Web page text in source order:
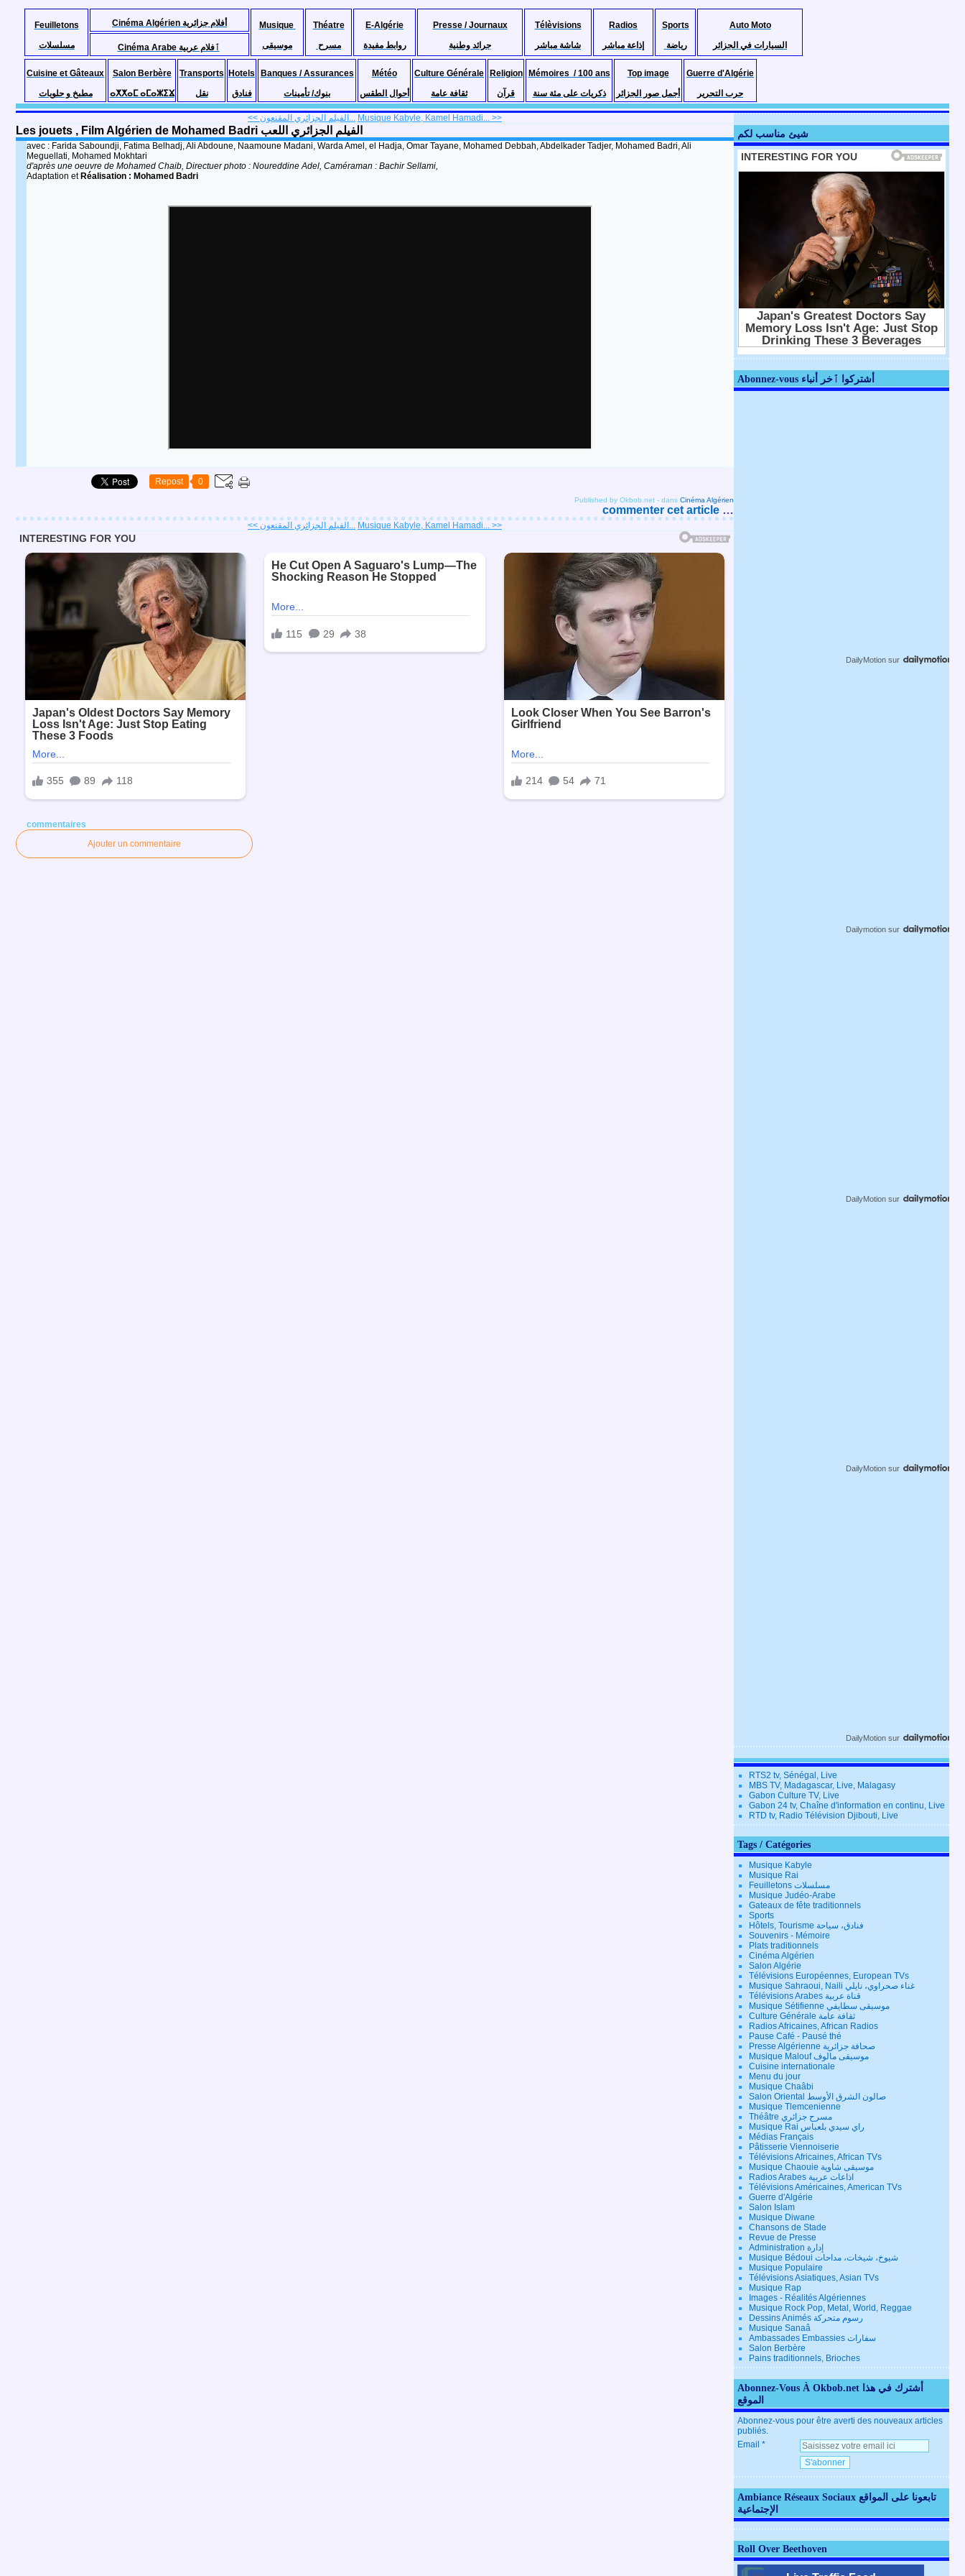
Feuilletons
مسلسلات
Cinéma Algérien أفلام جزائرية
Musique
موسيقى
Théatre
مسرح
E-Algérie
روابط مفيدة
Presse / Journaux
جرائد وطنية
Télèvisions
شاشة مباشر
Radios
إذاعة مباشر
Sports
رياضة
Auto Moto
السيارات في الجزائر
Cinéma Arabe ٱفلام عربية
Cuisine et Gâteaux
مطبخ و حلويات
Salon Berbère
ⴰⵅⵅⴰⵎ ⴰⵎⴰⵣⵉⴴ
Transports
نقل
Hotels
فنادق
Banques / Assurances
بنوك/ تأمينات
Météo
أحوال الطقس
Culture Générale
ثقافة عامة
Religion
قرآن
Mémoires / 100 ans
ذكريات على مئة سنة
Top image
أجمل صور الجزائر
Guerre d'Algérie
حرب التحرير
<< الفيلم الجزائري المقنعون... Musique Kabyle, Kamel Hamadi... >>
Les jouets , Film Algérien de Mohamed Badri الفيلم الجزائري اللعب
avec : Farida Saboundji, Fatima Belhadj, Ali Abdoune, Naamoune Madani, Warda Amel, el Hadja, Omar Tayane, Mohamed Debbah, Abdelkader Tadjer, Mohamed Badri, Ali
Meguellati, Mohamed Mokhtari
d'après une oeuvre de Mohamed Chaib, Directuer photo : Noureddine Adel, Caméraman : Bachir Sellami,
Adaptation etRéalisation : Mohamed Badri
Repost 0
Published by Okbob.net - dans Cinéma Algérien
commenter cet article …
<< الفيلم الجزائري المقنعون... Musique Kabyle, Kamel Hamadi... >>
commentaires
Ajouter un commentaire
شيئ مناسب لكم
Abonnez-vous أشتركوا ٱخر أنباء
DailyMotion sur
Dailymotion sur
DailyMotion sur
DailyMotion sur
DailyMotion sur
RTS2 tv, Sénégal, Live
MBS TV, Madagascar, Live, Malagasy
Gabon Culture TV, Live
Gabon 24 tv, Chaîne d'information en continu, Live
RTD tv, Radio Télévision Djibouti, Live
Tags / Catégories
Musique Kabyle
Musique Rai
Feuilletons مسلسلات
Musique Judéo-Arabe
Gateaux de fête traditionnels
Sports
Hôtels, Tourisme فنادق، سياحة
Souvenirs - Mémoire
Plats traditionnels
Cinéma Algérien
Salon Algérie
Télévisions Européennes, European TVs
Musique Sahraoui, Naili غناء صحراوي، نايلي
Télévisions Arabes قناة عربية
Musique Sétifienne موسيقى سطايفي
Culture Générale ثقافة عامة
Radios Africaines, African Radios
Pause Café - Pausé thé
Presse Algérienne صحافة جزائرية
Musique Malouf موسيقى مالوف
Cuisine internationale
Menu du jour
Musique Chaâbi
Salon Oriental صالون الشرق الأوسط
Musique Tlemcenienne
Théâtre مسرح جزائري
Musique Rai راي سيدي بلعباس
Médias Français
Pâtisserie Viennoiserie
Télévisions Africaines, African TVs
Musique Chaouie موسيقى شاوية
Radios Arabes اذاعات عربية
Télévisions Américaines, American TVs
Guerre d'Algérie
Salon Islam
Musique Diwane
Chansons de Stade
Revue de Presse
Administration إدارة
Musique Bédoui شيوخ، شيخات، مداحات
Musique Populaire
Télévisions Asiatiques, Asian TVs
Musique Rap
Images - Réalités Algériennes
Musique Rock Pop, Metal, World, Reggae
Dessins Animés رسوم متحركة
Musique Sanaâ
Ambassades Embassies سفارات
Salon Berbère
Pains traditionnels, Brioches
Abonnez-Vous À Okbob.net أشترك في هذا
الموقع
Abonnez-vous pour être averti des nouveaux articles
publiés.
Email
Ambiance Réseaux Sociaux تابعونا على المواقع
الإجتماعية
Roll Over Beethoven